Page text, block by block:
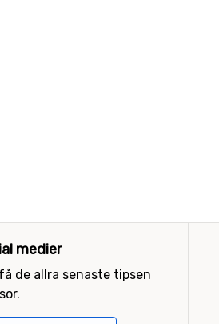
medier
de allra senaste tipsen